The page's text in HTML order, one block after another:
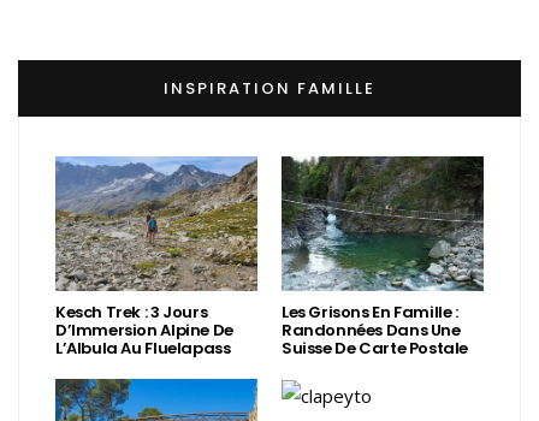
INSPIRATION FAMILLE
Kesch Trek : 3 Jours
D’Immersion Alpine De
L’Albula Au Fluelapass
Les Grisons En Famille :
Randonnées Dans Une
Suisse De Carte Postale